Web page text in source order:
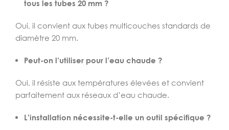
tous les tubes 20 mm ?
Oui, il convient aux tubes multicouches standards de
diamètre 20 mm.
Peut-on l’utiliser pour l’eau chaude ?
Oui, il résiste aux températures élevées et convient
parfaitement aux réseaux d’eau chaude.
L’installation nécessite-t-elle un outil spécifique ?